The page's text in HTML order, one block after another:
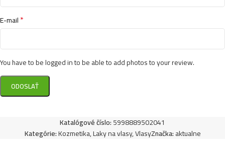
E-mail*
You have to be logged in to be able to add photos to your review.
Katalógové číslo:5998889502041
Kategórie:Kozmetika,Laky na vlasy,VlasyZnačka:aktualne